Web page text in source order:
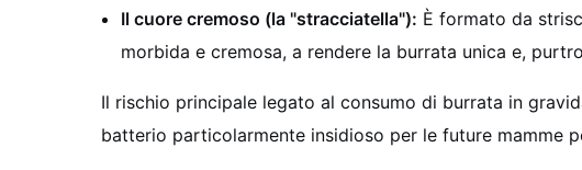
Il cuore cremoso (la "stracciatella"): È formato da
morbida e cremosa, a rendere la burrata unica e,
Il rischio principale legato al consumo di burrata in
batterio particolarmente insidioso per le future mamme